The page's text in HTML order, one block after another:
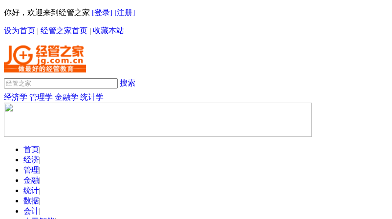
你好，欢迎来到经管之家 [登录] [注册]
设为首页 | 经管之家首页 | 收藏本站
搜索
经济学 管理学 金融学 统计学
首页|
经济|
管理|
金融|
统计|
数据|
会计|